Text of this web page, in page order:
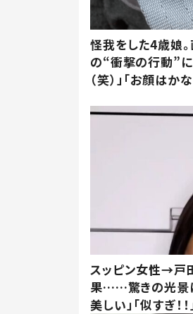
怪我をした4歳娘
の“衝撃の行動”
（笑）」「お顔はか
スッピン女性→戸
果……驚きの光景に
美しい」「似すぎ！！